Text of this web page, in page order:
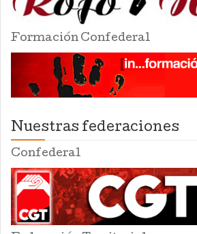
Formación Confederal
Nuestras federaciones
Confederal